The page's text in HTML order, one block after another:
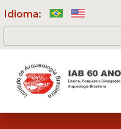
Idioma: